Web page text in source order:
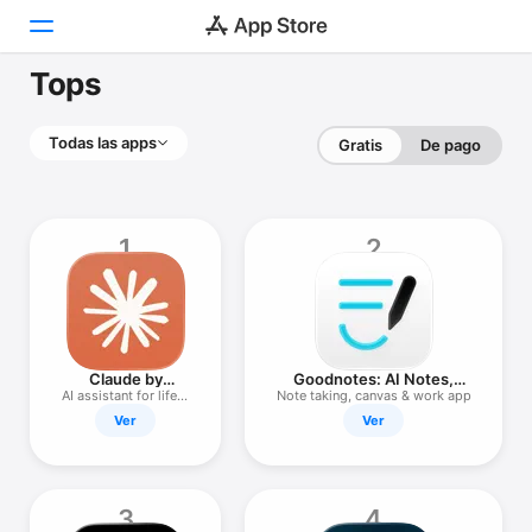
Arcade
Buscar
Plataforma
iPhone
Tops
Todas las apps Gratis De pago
1
Claude by
Anthropic
AI assistant for life &
work
Ver
2
Goodnotes: AI Notes,
Docs, PDF
Note taking, canvas & work app
Ver
3 4